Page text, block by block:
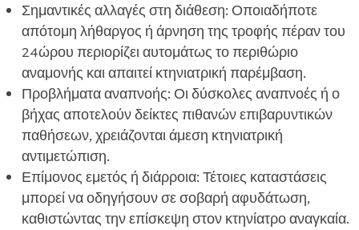
Σημαντικές αλλαγές στη διάθεση: Οποιαδήποτε
απότομη λήθαργος ή άρνηση της τροφής πέραν του
24ώρου περιορίζει αυτομάτως το περιθώριο
αναμονής και απαιτεί κτηνιατρική παρέμβαση.
Προβλήματα αναπνοής: Οι δύσκολες αναπνοές ή ο
βήχας αποτελούν δείκτες πιθανών επιβαρυντικών
παθήσεων, χρειάζονται άμεση κτηνιατρική
αντιμετώπιση.
Επίμονος εμετός ή διάρροια: Τέτοιες καταστάσεις
μπορεί να οδηγήσουν σε σοβαρή αφυδάτωση,
καθιστώντας την επίσκεψη στον κτηνίατρο αναγκαία.